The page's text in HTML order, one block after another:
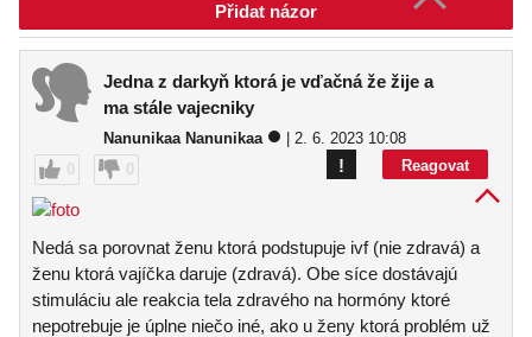
Přidat názor
Jedna z darkyň ktorá je vďačná že žije a
ma stále vajecniky
Nanunikaa Nanunikaa
| 2. 6. 2023 10:08
0
0 Reagovat
!
Nedá sa porovnat ženu ktorá podstupuje ivf (nie zdravá) a
ženu ktorá vajíčka daruje (zdravá). Obe síce dostávajú
stimuláciu ale reakcia tela zdravého na hormóny ktoré
nepotrebuje je úplne niečo iné, ako u ženy ktorá problém už